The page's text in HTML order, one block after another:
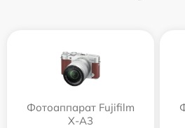
Фотоаппарат Fujifilm
X-A3